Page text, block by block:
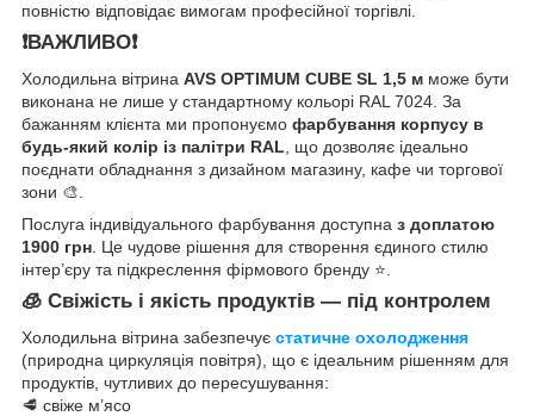
повністю відповідає вимогам професійної торгівлі.
❗️ВАЖЛИВО❗️
Холодильна вітрина AVS OPTIMUM CUBE SL 1,5 м може бути
виконана не лише у стандартному кольорі RAL 7024. За
бажанням клієнта ми пропонуємо фарбування корпусу в
будь-який колір із палітри RAL, що дозволяє ідеально
поєднати обладнання з дизайном магазину, кафе чи торгової
зони 🎨.
Послуга індивідуального фарбування доступна з доплатою
1900 грн. Це чудове рішення для створення єдиного стилю
інтер’єру та підкреслення фірмового бренду ⭐️.
🧊 Свіжість і якість продуктів — під контролем
Холодильна вітрина забезпечує статичне охолодження
(природна циркуляція повітря), що є ідеальним рішенням для
продуктів, чутливих до пересушування:
🥩 свіже м’ясо